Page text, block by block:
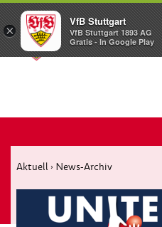
Aktuell › News-Archiv
×
VfB Stuttgart
VfB Stuttgart 1893 AG
Gratis - In Google Play